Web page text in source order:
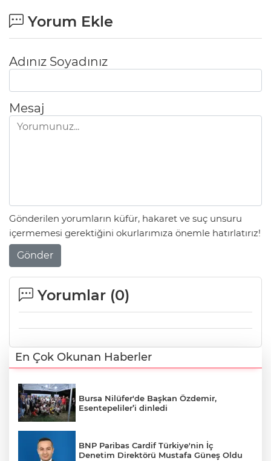
Yorum Ekle
Adınız Soyadınız
Mesaj
Gönderilen yorumların küfür, hakaret ve suç unsuru
içermemesi gerektiğini okurlarımıza önemle hatırlatırız!
Gönder
Yorumlar (0)
En Çok Okunan Haberler
Bursa Nilüfer'de Başkan Özdemir,
Esentepeliler’i dinledi
BNP Paribas Cardif Türkiye'nin İç
Denetim Direktörü Mustafa Güneş Oldu